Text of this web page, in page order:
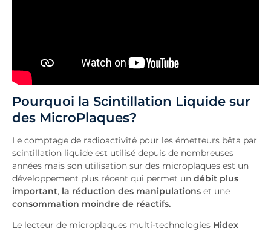
Pourquoi la Scintillation Liquide sur
des MicroPlaques?
Le comptage de radioactivité pour les émetteurs bêta par
scintillation liquide est utilisé depuis de nombreuses
années mais son utilisation sur des microplaques est un
développement plus récent qui permet un débit plus
important, la réduction des manipulations et une
consommation moindre de réactifs.
Le lecteur de microplaques multi-technologies Hidex